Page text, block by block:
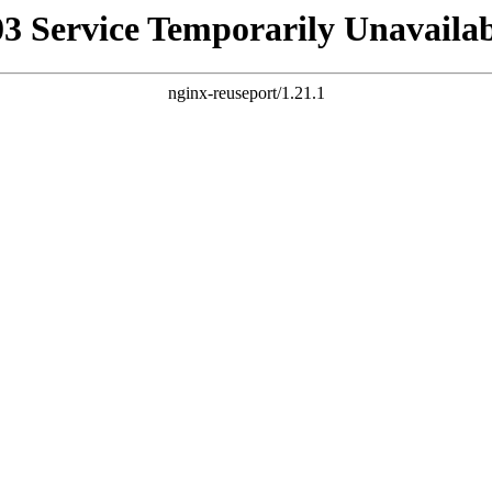
Service Temporarily
nginx-reuseport/1.21.1